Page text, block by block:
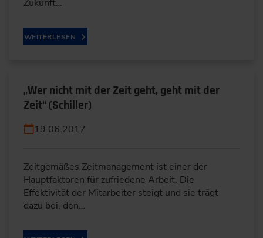
Zukunft…
WEITERLESEN
„Wer nicht mit der Zeit geht, geht mit der
Zeit“ (Schiller)
19.06.2017
Zeitgemäßes Zeitmanagement ist einer der
Hauptfaktoren für zufriedene Arbeit. Die
Effektivität der Mitarbeiter steigt und sie trägt
dazu bei, den…